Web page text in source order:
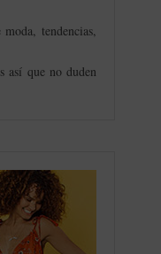
tendencias,
así que no duden